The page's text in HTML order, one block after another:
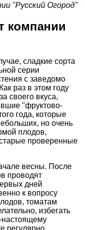
"Русский Огород"
компании
сладкие сорта
серии
с заведомо
раз в этом году
своего вкуса,
"фруктово-
года, которые
но очень
плодов,
проверенные
весны. После
проводят
дней
к вопросу
томатам
избегать
настоящему
регулярно